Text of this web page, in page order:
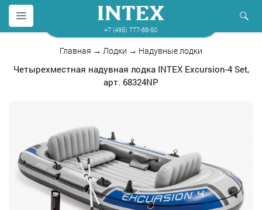
+7 (495) 777-88-50
Главная → Лодки → Надувные лодки
Четырехместная надувная лодка INTEX Excursion-4 Set,
арт. 68324NP